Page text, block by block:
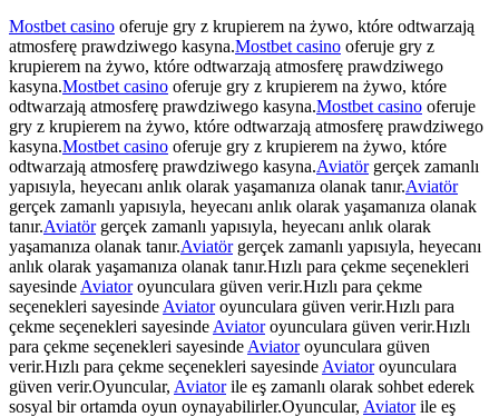
Mostbet casino oferuje gry z krupierem na żywo, które odtwarzają
atmosferę prawdziwego kasyna.Mostbet casino oferuje gry z
krupierem na żywo, które odtwarzają atmosferę prawdziwego
kasyna.Mostbet casino oferuje gry z krupierem na żywo, które
odtwarzają atmosferę prawdziwego kasyna.Mostbet casino oferuje
gry z krupierem na żywo, które odtwarzają atmosferę prawdziwego
kasyna.Mostbet casino oferuje gry z krupierem na żywo, które
odtwarzają atmosferę prawdziwego kasyna.Aviatörgerçek zamanlı
yapısıyla, heyecanı anlık olarak yaşamanıza olanak tanır.Aviatör
gerçek zamanlı yapısıyla, heyecanı anlık olarak yaşamanıza olanak
tanır.Aviatörgerçek zamanlı yapısıyla, heyecanı anlık olarak
yaşamanıza olanak tanır.Aviatörgerçek zamanlı yapısıyla, heyecanı
anlık olarak yaşamanıza olanak tanır.Hızlı para çekme seçenekleri
sayesindeAviatoroyunculara güven verir.Hızlı para çekme
seçenekleri sayesindeAviatoroyunculara güven verir.Hızlı para
çekme seçenekleri sayesindeAviatoroyunculara güven verir.Hızlı
para çekme seçenekleri sayesindeAviatoroyunculara güven
verir.Hızlı para çekme seçenekleri sayesindeAviatoroyunculara
güven verir.Oyuncular, Aviatorile eş zamanlı olarak sohbet ederek
sosyal bir ortamda oyun oynayabilirler.Oyuncular, Aviatorile eş